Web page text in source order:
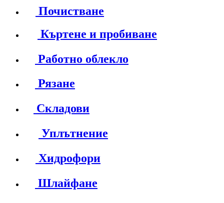
Почистване
Къртене и пробиване
Работно облекло
Рязане
Складови
Уплътнение
Хидрофори
Шлайфане